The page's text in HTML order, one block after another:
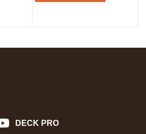
DECK PRO